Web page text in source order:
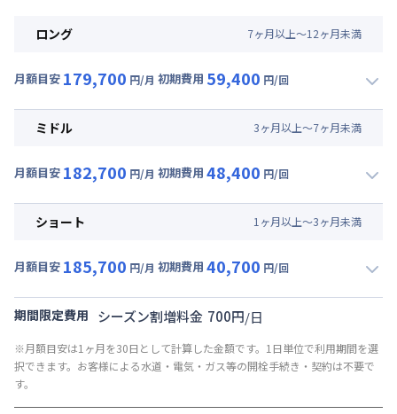
ロング 7ヶ月以上～12ヶ月未満
月額目安 179,700 円/月 初期費用 59,400 円/回
月額賃料目安(30日利用)
光熱費他 : 27,000円/月 (900円/日) (税抜)
その他費用 :
初期費用
リネン代 : 9,000円/回 (税抜)
ミドル 3ヶ月以上～7ヶ月未満
月額目安 182,700 円/月 初期費用 48,400 円/回
月額賃料目安(30日利用)
光熱費他 : 27,000円/月 (900円/日) (税抜)
その他費用 :
初期費用
契約事務手数料 : 10,000円/回 (税抜)
リネン代 : 9,000円/回 (税抜)
ショート 1 ヶ月以上～3ヶ月未満
月額目安 185,700 円/月 初期費用 40,700 円/回
月額賃料目安(30日利用)
光熱費他 : 27,000円/月 (900円/日) (税抜)
清掃料他 :
その他費用 :
期間限定費用 シーズン割増料金 700円/日
※月額目安は1ヶ月を30日として計算した金額です。1日単位で利用期間を選
択できます。お客様による水道・電気・ガス等の開栓手続き・契約は不要で
す。